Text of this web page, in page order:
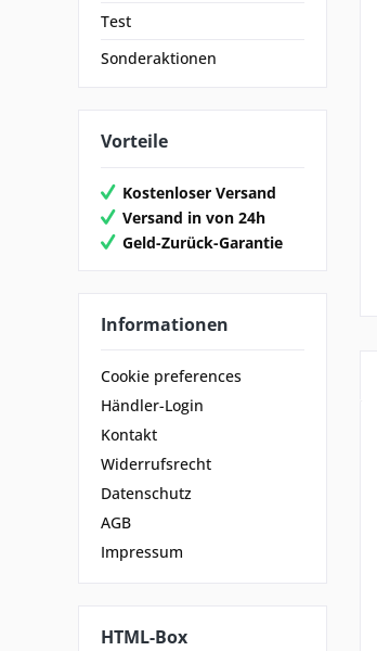
Test
Sonderaktionen
Vorteile
Kostenloser Versand
Versand in von 24h
Geld-Zurück-Garantie
Informationen
Cookie preferences
Händler-Login
Kontakt
Widerrufsrecht
Datenschutz
AGB
Impressum
HTML-Box